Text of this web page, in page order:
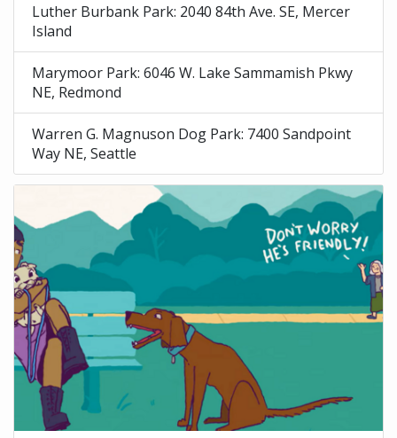
Luther Burbank Park: 2040 84th Ave. SE, Mercer
Island
Marymoor Park: 6046 W. Lake Sammamish Pkwy
NE, Redmond
Warren G. Magnuson Dog Park: 7400 Sandpoint
Way NE, Seattle